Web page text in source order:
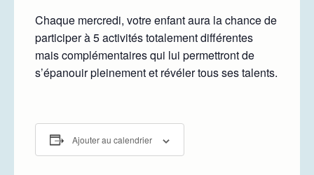
Chaque mercredi, votre enfant aura la chance de
participer à 5 activités totalement différentes
mais complémentaires qui lui permettront de
s’épanouir pleinement et révéler tous ses talents.
Ajouter au calendrier